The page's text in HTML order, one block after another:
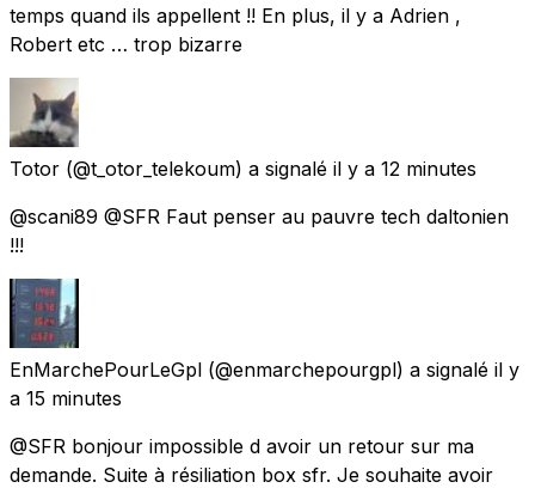
temps quand ils appellent !! En plus, il y a Adrien ,
Robert etc … trop bizarre
Totor (@t_otor_telekoum) a signalé il y a 12 minutes
@scani89 @SFR Faut penser au pauvre tech daltonien
!!!
EnMarchePourLeGpl (@enmarchepourgpl) a signalé il y
a 15 minutes
@SFR bonjour impossible d avoir un retour sur ma
demande. Suite à résiliation box sfr. Je souhaite avoir